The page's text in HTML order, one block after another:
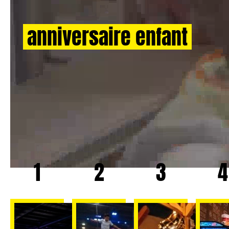
Déroulé de votre
anniversaire enfant
Montpellier Lattes
est orchestré pour que chaque enfant reparte avec le
sourire. Notre équipe gère tout, de l’accueil aux
photos.